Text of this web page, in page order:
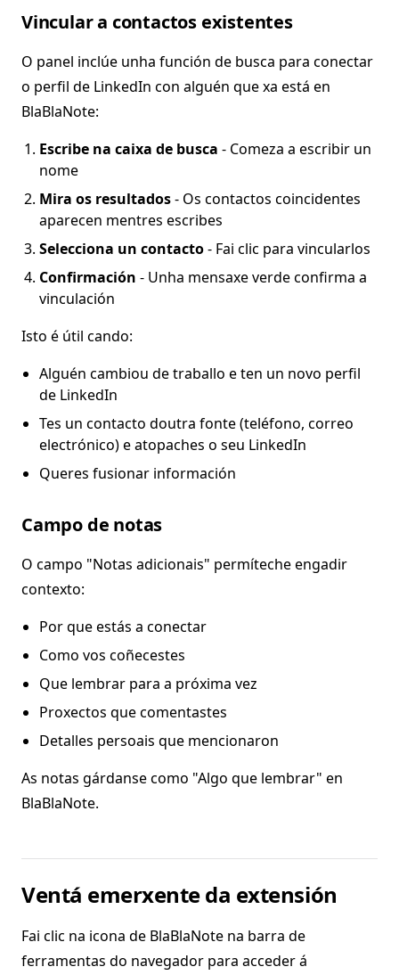
Vincular a contactos existentes
O panel inclúe unha función de busca para conectar
o perfil de LinkedIn con alguén que xa está en
BlaBlaNote:
Escribe na caixa de busca - Comeza a escribir un
nome
Mira os resultados- Os contactos coincidentes
aparecen mentres escribes
Selecciona un contacto- Fai clic para vincularlos
Confirmación - Unha mensaxe verde confirma a
vinculación
Isto é útil cando:
Alguén cambiou de traballo e ten un novo perfil
de LinkedIn
Tes un contacto doutra fonte (teléfono, correo
electrónico) e atopaches o seu LinkedIn
Queres fusionar información
Campo de notas
O campo "Notas adicionais" permíteche engadir
contexto:
Por que estás a conectar
Como vos coñecestes
Que lembrar para a próxima vez
Proxectos que comentastes
Detalles persoais que mencionaron
As notas gárdanse como "Algo que lembrar" en
BlaBlaNote.
Ventá emerxente da extensión
Fai clic na icona de BlaBlaNote na barra de
ferramentas do navegador para acceder á